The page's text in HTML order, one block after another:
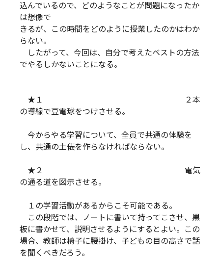
込んでいるので、どのようなことが問題になったか
は想像で
きるが、この時間をどのように授業したのかはわか
らない。
したがって、今回は、自分で考えたベストの方法
でやるしかないことになる。
★１ ２本
の導線で豆電球をつけさせる。
今からやる学習について、全員で共通の体験を
し、共通の土俵を作らなければならない。
★２ 電気
の通る道を図示させる。
１の学習活動があるからこそ可能である。
この段階では、ノートに書いて持ってこさせ、黒
板に書かせて、説明させるようにするとよい。この
場合、教師は椅子に腰掛け、子どもの目の高さで話
を聞くべきだろう。